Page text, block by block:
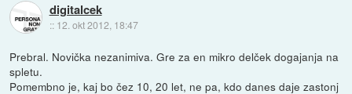
digitalcek
:: 12. okt 2012, 18:47
Prebral. Novička nezanimiva. Gre za en mikro delček dogajanja na
spletu.
Pomembno je, kaj bo čez 10, 20 let, ne pa, kdo danes daje zastonj